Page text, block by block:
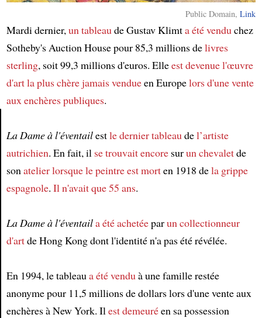
Public Domain,Link
Mardi dernier,un tableaude Gustav Klimta été venduchez
Sotheby's Auction House pour 85,3 millions delivres
sterling, soit 99,3 millions d'euros. Elleest devenuel'œuvre
d'art la plus chèrejamais vendueen Europelors d'une vente
aux enchères publiques.
La Dame à l'éventailestle dernier tableaudel’artiste
autrichien. En fait, il se trouvait encoresurun chevaletde
sonatelierlorsquele peintreest morten 1918 dela grippe
espagnole. Il n'avait que 55 ans.
La Dame à l'éventaila été achetéeparun collectionneur
d'artde Hong Kong dont l'identité n'a pas été révélée.
En 1994, le tableaua été venduà une famille restée
anonyme pour 11,5 millions de dollars lors d'une vente aux
enchères à New York. Ilest demeuréen sa possession